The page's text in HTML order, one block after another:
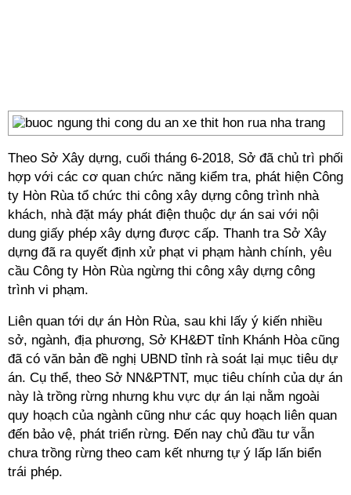
Theo Sở Xây dựng, cuối tháng 6-2018, Sở đã chủ trì phối
hợp với các cơ quan chức năng kiểm tra, phát hiện Công
ty Hòn Rùa tổ chức thi công xây dựng công trình nhà
khách, nhà đặt máy phát điện thuộc dự án sai với nội
dung giấy phép xây dựng được cấp. Thanh tra Sở Xây
dựng đã ra quyết định xử phạt vi phạm hành chính, yêu
cầu Công ty Hòn Rùa ngừng thi công xây dựng công
trình vi phạm.
Liên quan tới dự án Hòn Rùa, sau khi lấy ý kiến nhiều
sở, ngành, địa phương, Sở KH&ĐT tỉnh Khánh Hòa cũng
đã có văn bản đề nghị UBND tỉnh rà soát lại mục tiêu dự
án. Cụ thể, theo Sở NN&PTNT, mục tiêu chính của dự án
này là trồng rừng nhưng khu vực dự án lại nằm ngoài
quy hoạch của ngành cũng như các quy hoạch liên quan
đến bảo vệ, phát triển rừng. Đến nay chủ đầu tư vẫn
chưa trồng rừng theo cam kết nhưng tự ý lấp lấn biển
trái phép.